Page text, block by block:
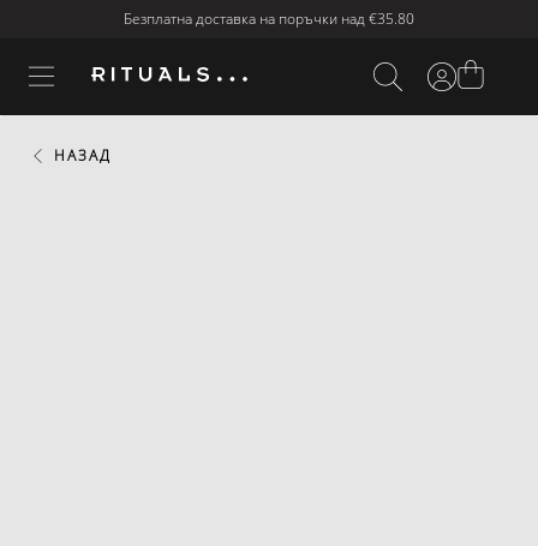
Безплатна доставка на поръчки над€35.80
НАЗАД